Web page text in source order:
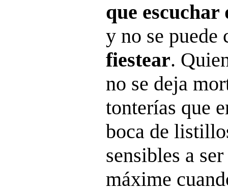
que
y no se puede
fiestear.
no se deja
tonterías que
boca de
sensibles a
máxime